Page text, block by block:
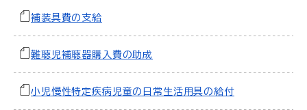
補装具費の支給
難聴児補聴器購入費の助成
小児慢性特定疾病児童の日常生活用具の給付